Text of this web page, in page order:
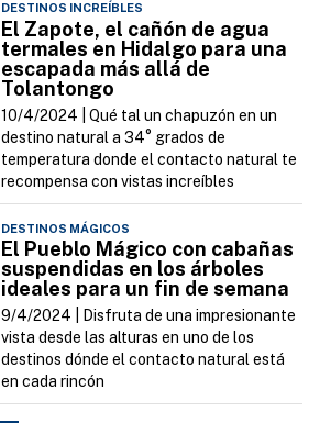
DESTINOS INCREÍBLES
El Zapote, el cañón de agua
termales en Hidalgo para una
escapada más allá de
Tolantongo
10/4/2024 |Qué tal un chapuzón en un
destino natural a 34° grados de
temperatura donde el contacto natural te
recompensa con vistas increíbles
DESTINOS MÁGICOS
El Pueblo Mágico con cabañas
suspendidas en los árboles
ideales para un fin de semana
9/4/2024 |
Disfruta de una impresionante
vista desde las alturas en uno de los
destinos dónde el contacto natural está
en cada rincón